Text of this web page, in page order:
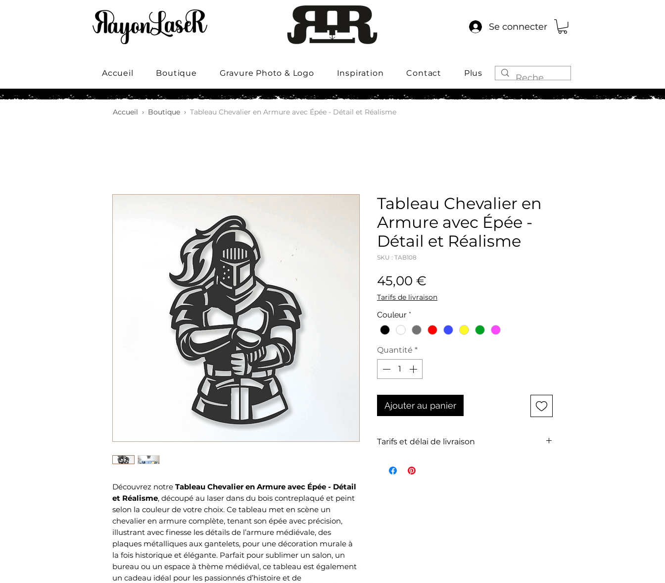
Se connecter
Accueil Boutique Gravure Photo & Logo Inspiration Contact Plus
Accueil › Boutique › Tableau Chevalier en Armure avec Épée - Détail et Réalisme
Découvrez notre Tableau Chevalier en Armure avec Épée - Détail
et Réalisme, découpé au laser dans du bois contreplaqué et peint
selon la couleur de votre choix. Ce tableau met en scène un
chevalier en armure complète, tenant son épée avec précision,
illustrant avec finesse les détails de l’armure médiévale, des
plaques métalliques aux gantelets, pour une décoration murale à
la fois historique et élégante. Parfait pour sublimer un salon, un
bureau ou un espace à thème médiéval, ce tableau est également
un cadeau idéal pour les passionnés d’histoire et de
Tableau Chevalier en
Armure avec Épée -
Détail et Réalisme
SKU : TAB108
45,00 €
Tarifs de livraison
Couleur *
Quantité *
Ajouter au panier
Tarifs et délai de livraison
de l'article et dépend du poids total de